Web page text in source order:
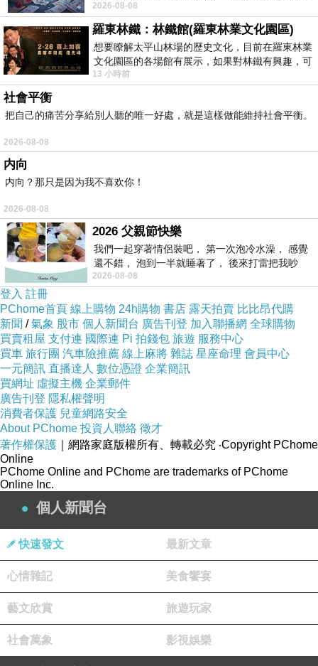
住這邊應該很舒服吧～
嗯嗯．．毋忘在莒，又看到它了（為什麼要說又
呢？？？）
蜿蜒的山路上去後是女童子軍訓練所
騎著騎著遇到粗坑壩水庫，它是用來做水力發電
用途
心演戲。拍攝期間，經常工作超過12個鐘
2026-08-08
羅東林鐵：林鐵館(羅東林業文化園區)
想要瞭解太平山林場的歷史文化，目前在羅東林業
文化園區的各場館有展示，如果對林鐵有興趣，可
以到林鐵館。 這裡展示從山下
13 小時前
社會平衡
把自己的痛苦分享給別人聽的唯一好處，就是這樣做能維持社會平衡。
2026-08-08
内向
内向？那只是因为我不喜欢你！
2026-08-08
2026 父親節快樂
我們一起穿著情侶裝吧， 第一次泡冷水澡， 感覺
還不錯， 泡到一半就睡著了， 後來打雷把我吵
醒， 手
2026-08-08
登入 註冊
PChome首頁 線上購物 24h購物 書店 露天拍賣 比比昂代購
新聞 /氣象 股市 個人新聞台 廣告刊登 加入聯播網 全球購物
買賣租屋 支付連 國際連 Pi 拍錢包 旅遊 服務中心
買車 旅行團 汽車險推薦 線上麻將 雜誌 星座命理 會員中心
一元簡訊 直播達人 數位憑證 企業簡訊
買網址 虛擬主機 企業郵件
廣告刊登 隱私權聲明
消費者保護 兒童網路安全
About PChome 投資人聯絡 徵才
著作權保護 ｜網路家庭版權所有、轉載必究 ‧Copyright PChome
Online
PChome Online and PChome are trademarks of PChome
Online Inc.
個人新聞台
快速發文 最新文章
心情雜記 美食饗宴
藝文欣賞 旅遊玩家
社會萬象 影視娛樂